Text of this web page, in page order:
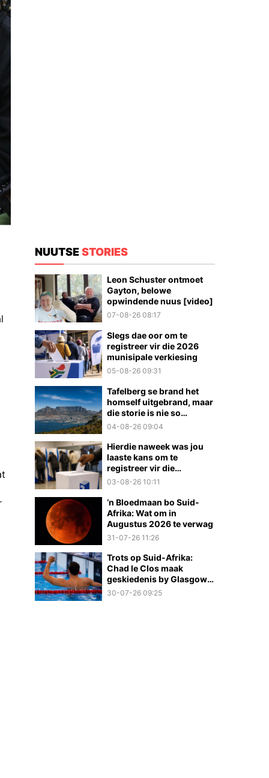
NUUTSESTORIES
Leon Schuster ontmoet
Gayton, belowe
opwindende nuus [video]
07-08-26 08:17
Slegs dae oor om te
registreer vir die 2026
munisipale verkiesing
05-08-26 09:31
Tafelberg se brand het
homself uitgebrand, maar
die storie is nie so
eenvoudig nie
04-08-26 09:04
Hierdie naweek was jou
laaste kans om te
registreer vir die
munisipale verkiesings
03-08-26 10:11
‘n Bloedmaan bo Suid-
Afrika: Wat om in
Augustus 2026 te verwag
31-07-26 11:26
Trots op Suid-Afrika:
Chad le Clos maak
geskiedenis by Glasgow
2026
30-07-26 09:25